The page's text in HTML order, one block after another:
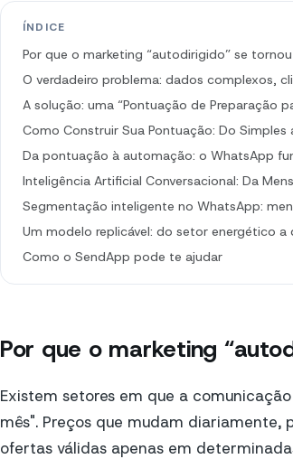
ÍNDICE
Por que o marketing “autodirigido” se
O verdadeiro problema: dados complexos,
A solução: uma “Pontuação de Preparação
Como Construir Sua Pontuação: Do Simples
Da pontuação à automação: o WhatsApp
Inteligência Artificial Conversacional: Da
Segmentação inteligente no WhatsApp:
Um modelo replicável: do setor energético a
Como o SendApp pode te ajudar
Por que o marketing
Existem setores em que a
mês". Preços que mudam
ofertas válidas apenas em